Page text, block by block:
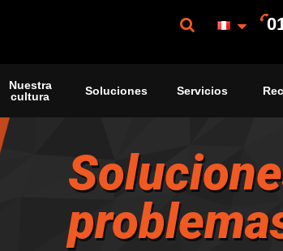
Nuestra
cultura
Soluciones Servicios